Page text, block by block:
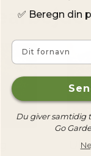
✅ Beregn din
Fornavn
Du giver samtidig
Go